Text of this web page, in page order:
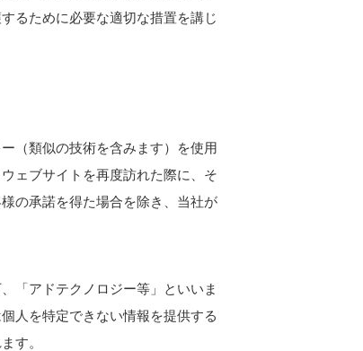
るために必要な適切な措置を講じ
（類似の技術を含みます）を使用
ェブサイトを再度訪れた際に、そ
の承諾を得た場合を除き、当社が
「アドテクノロジー等」といいま
人を特定できない情報を提供する
す。